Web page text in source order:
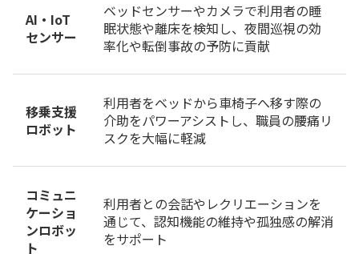
AI・IoT
センサー
ベッドセンサーやカメラで利用者の睡
眠状態や離床を検知し、夜間巡視の効
率化や転倒事故の予防に貢献
移乗支援
ロボット
利用者をベッドから車椅子へ移す際の
介助をパワーアシストし、職員の腰痛リ
スクを大幅に軽減
コミュニ
ケーショ
ンロボッ
ト
利用者との会話やレクリエーションを
通じて、認知機能の維持や孤独感の解消
をサポート